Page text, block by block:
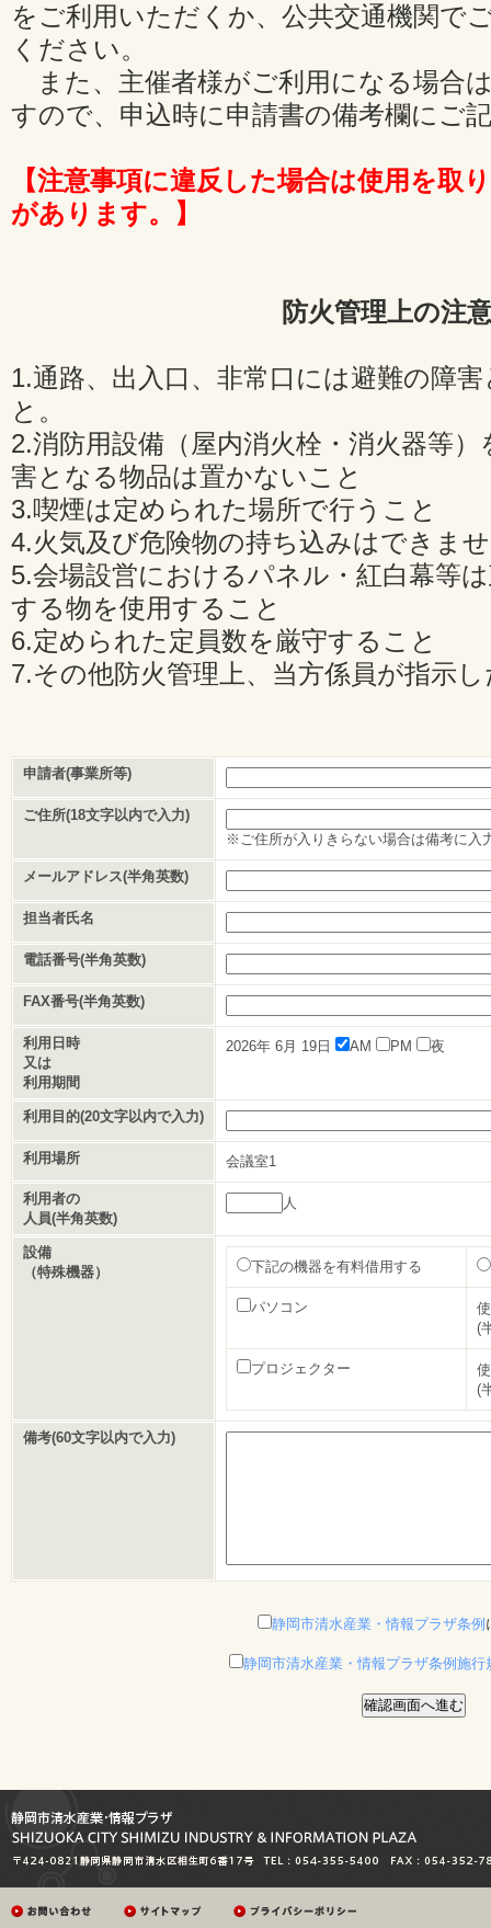
をご利用いただくか、公共交通機関で
ください。
また、主催者様がご利用になる場合
すので、申込時に申請書の備考欄にご
【注意事項に違反した場合は使用を取
があります。】
防火管理上の注
1.通路、出入口、非常口には避難の障
と。
2.消防用設備（屋内消火栓・消火器等
害となる物品は置かないこと
3.喫煙は定められた場所で行うこと
4.火気及び危険物の持ち込みはできま
5.会場設営におけるパネル・紅白幕等
する物を使用すること
6.定められた定員数を厳守すること
7.その他防火管理上、当方係員が指示
申請者(事業所等)
ご住所(18文字以内で入力)
※ご住所が入りきらない場合は備考に入
メールアドレス(半角英数)
担当者氏名
電話番号(半角英数)
FAX番号(半角英数)
利用日時
又は
利用期間
2026年 6月 19日 AM PM 夜
利用目的(20文字以内で入力)
利用場所 会議室1
利用者の
人員(半角英数)
人
設備
（特殊機器）
下記の機器を有料借用する
パソコン
(
プロジェクター
(
備考(60文字以内で入力)
静岡市清水産業・情報プラザ条例
静岡市清水産業・情報プラザ条例施行